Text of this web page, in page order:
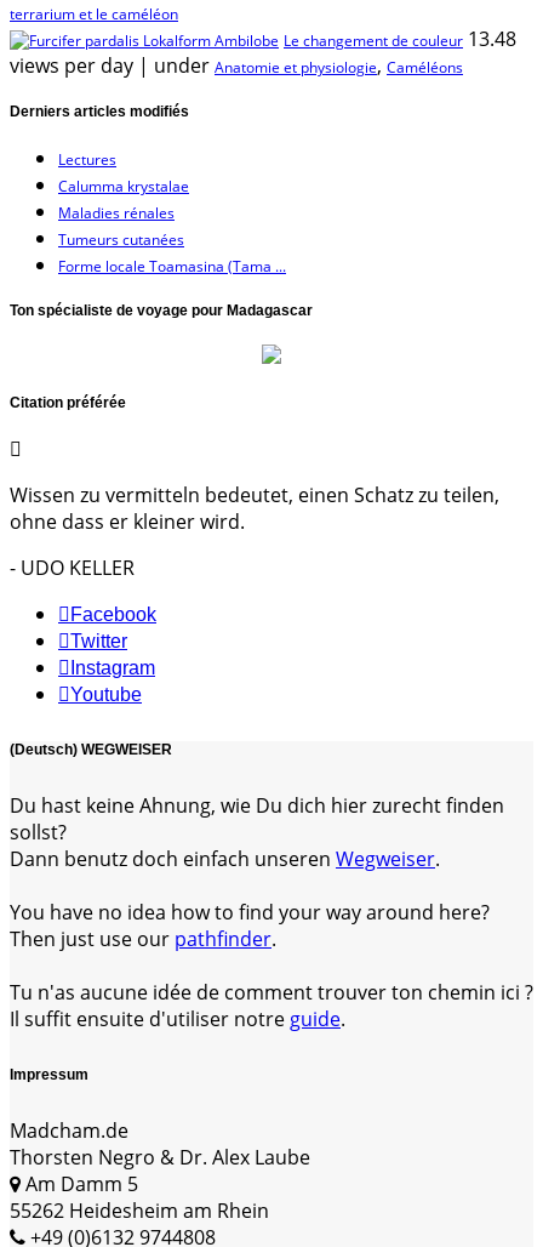
terrarium et le caméléon
Le changement de couleur 13.48
views per day | under Anatomie et physiologie, Caméléons
Derniers articles modifiés
Lectures
Calumma krystalae
Maladies rénales
Tumeurs cutanées
Forme locale Toamasina (Tama ...
Ton spécialiste de voyage pour Madagascar
Citation préférée
Wissen zu vermitteln bedeutet, einen Schatz zu teilen,
ohne dass er kleiner wird.
- UDO KELLER
Facebook
Twitter
Instagram
Youtube
(Deutsch) WEGWEISER
Du hast keine Ahnung, wie Du dich hier zurecht finden
sollst?
Dann benutz doch einfach unseren Wegweiser.
You have no idea how to find your way around here?
Then just use our pathfinder.
Tu n'as aucune idée de comment trouver ton chemin ici ?
Il suffit ensuite d'utiliser notre guide.
Impressum
Madcham.de
Thorsten Negro & Dr. Alex Laube
Am Damm 5
55262 Heidesheim am Rhein
+49 (0)6132 9744808